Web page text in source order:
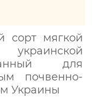
сорт мягкой
для
почвенно-
Украины